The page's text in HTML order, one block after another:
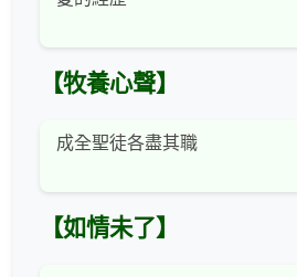
【牧養心聲】
成全聖徒各盡其職
【如情未了】